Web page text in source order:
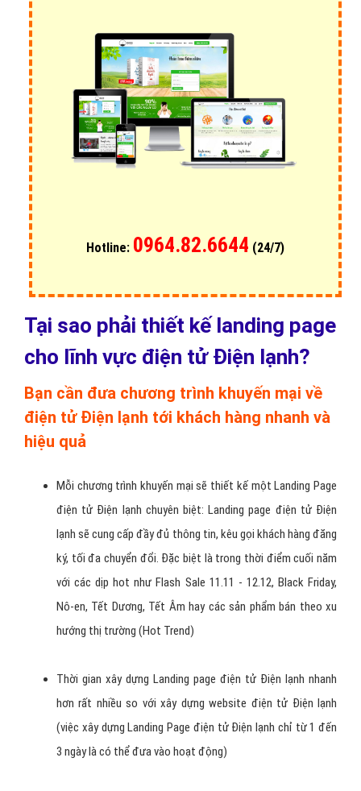
Hotline: 0964.82.6644 (24/7)
Tại sao phải thiết kế landing page
cho lĩnh vực điện tử Điện lạnh?
Bạn cần đưa chương trình khuyến mại về
điện tử Điện lạnh tới khách hàng nhanh và
hiệu quả
Mỗi chương trình khuyến mại sẽ thiết kế một Landing Page
điện tử Điện lạnh chuyên biệt: Landing page điện tử Điện
lạnh sẽ cung cấp đầy đủ thông tin, kêu gọi khách hàng đăng
ký, tối đa chuyển đổi. Đặc biệt là trong thời điểm cuối năm
với các dịp hot như Flash Sale 11.11 - 12.12, Black Friday,
Nô-en, Tết Dương, Tết Âm hay các sản phẩm bán theo xu
hướng thị trường (Hot Trend)
Thời gian xây dựng Landing page điện tử Điện lạnh nhanh
hơn rất nhiều so với xây dựng website điện tử Điện lạnh
(việc xây dựng Landing Page điện tử Điện lạnh chỉ từ 1 đến
3 ngày là có thể đưa vào hoạt động)